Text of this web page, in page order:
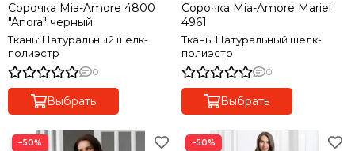
Сорочка Mia-Amore 4800
"Anora" черный
Ткань: Натуральный шелк-
полиэстр
0
Выбрать
Сорочка Mia-Amore Mariel
4961
Ткань: Натуральный шелк-
полиэстр
0
Выбрать
−50% −50%